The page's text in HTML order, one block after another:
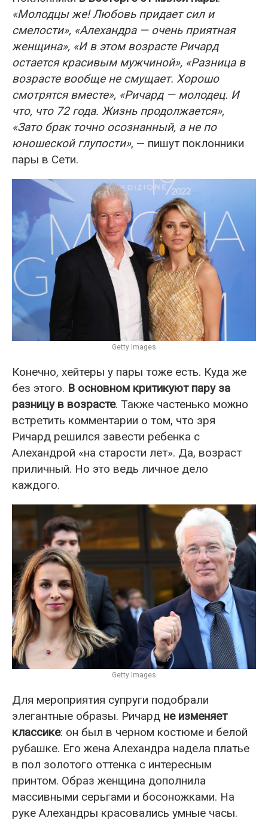
«Молодцы же! Любовь придает сил и
смелости», «Алехандра — очень приятная
женщина», «И в этом возрасте Ричард
остается красивым мужчиной», «Разница в
возрасте вообще не смущает. Хорошо
смотрятся вместе», «Ричард — молодец. И
что, что 72 года. Жизнь продолжается»,
«Зато брак точно осознанный, а не по
юношеской глупости», — пишут поклонники
пары в Сети.
Getty Images
Конечно, хейтеры у пары тоже есть. Куда же
без этого. В основном критикуют пару за
разницу в возрасте. Также частенько можно
встретить комментарии о том, что зря
Ричард решился завести ребенка с
Алехандрой «на старости лет». Да, возраст
приличный. Но это ведь личное дело
каждого.
Getty Images
Для мероприятия супруги подобрали
элегантные образы. Ричард не изменяет
классике: он был в черном костюме и белой
рубашке. Его жена Алехандра надела платье
в пол золотого оттенка с интересным
принтом. Образ женщина дополнила
массивными серьгами и босоножками. На
руке Алехандры красовались умные часы.